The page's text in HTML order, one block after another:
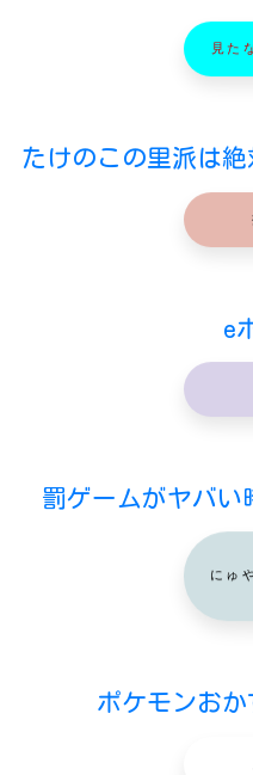
見た
たけのこの里派は
e
罰ゲームがヤバい
にゅ
ポケモンお